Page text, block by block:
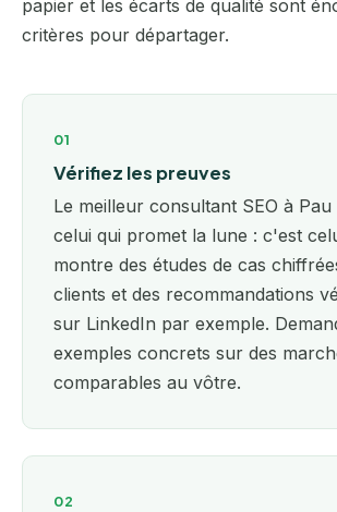
papier et les écarts de qualité sont
critères pour départager.
01
Vérifiez les preuves
Le meilleur consultant SEO à
celui qui promet la lune : c'est
montre des études de cas
clients et des recommandations
sur LinkedIn par exemple.
exemples concrets sur des
comparables au vôtre.
02